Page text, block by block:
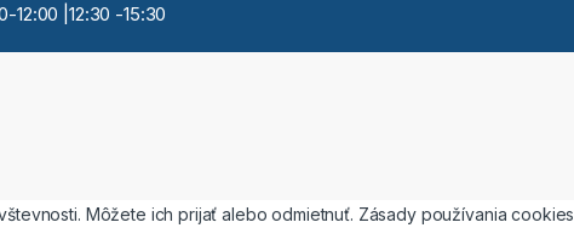
12:00 |12:30 -15:30
Môžete ich prijať alebo odmietnuť. Zásady používania cookies